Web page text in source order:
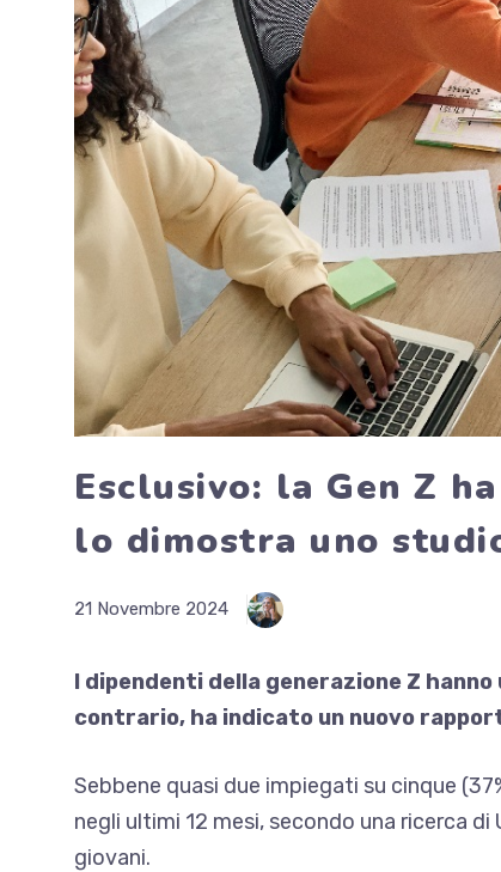
Esclusivo: la Gen Z
lo dimostra uno
21 Novembre 2024
I dipendenti della generazione Z
contrario, ha indicato un nuovo
Sebbene quasi due impiegati su cinque
negli ultimi 12 mesi, secondo una ricerca
giovani.